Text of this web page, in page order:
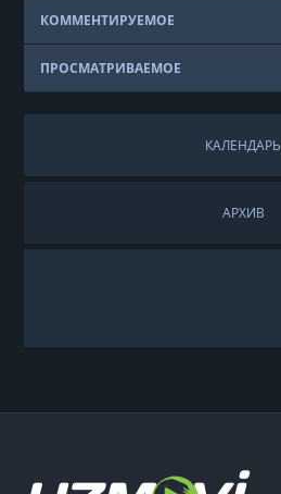
КОММЕНТИРУЕМОЕ
ПРОСМАТРИВАЕМОЕ
КАЛЕНДАРЬ
АРХИВ